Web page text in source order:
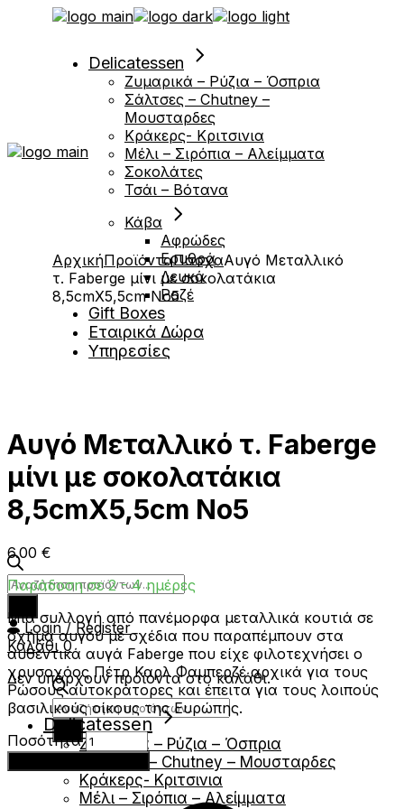
Μετάβαση
Delicatessen
Ζυμαρικά – Ρύζια – Όσπρια
Σάλτσες – Chutney –
Μουσταρδες
Κράκερς- Κριτσινια
Μέλι – Σιρόπια – Αλείμματα
Σοκολάτες
Τσάι – Βότανα
Κάβα
Αφρώδες
Ερυθρά
Λευκά
Ροζέ
Gift Boxes
Εταιρικά Δώρα
Υπηρεσίες
Products
search
Products
search
Login / Register
Καλάθι 0
Δεν υπάρχουν προϊόντα στο καλάθι.
Delicatessen
Ζυμαρικά – Ρύζια – Όσπρια
Σάλτσες – Chutney – Μουσταρδες
Κράκερς- Κριτσινια
Μέλι – Σιρόπια – Αλείμματα
ΑρχικήΠροϊόνταΠάσχαΑυγό Μεταλλικό
τ. Faberge μίνι με σοκολατάκια
8,5cmX5,5cm Νο5
Αυγό Μεταλλικό τ. Faberge
μίνι με σοκολατάκια
8,5cmX5,5cm Νο5
6.00 €
Παράδοση σε 2 - 4 ημέρες
Μια συλλογή από πανέμορφα μεταλλικά κουτιά σε
σχήμα αυγού με σχέδια που παραπέμπουν στα
αυθεντικά αυγά Faberge που είχε φιλοτεχνήσει ο
χρυσοχόος Πέτρ Καρλ Φαμπερζέ αρχικά για τους
Ρώσους αυτοκράτορες και έπειτα για τους λοιπούς
βασιλικούς οίκους της Ευρώπης.
Ποσότητα Αυγό
Μεταλλικό
τ.
Faberge